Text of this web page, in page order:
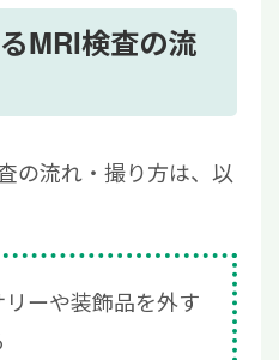
MRI検査の流
の流れ・撮り方は、以
ーや装飾品を外す